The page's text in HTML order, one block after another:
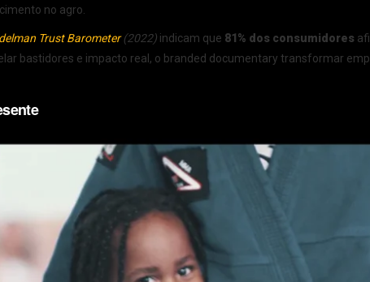
no agro.
Trust Barometer(2022) indicam que 81% dos consumidores
bastidores e impacto real, o branded documentary transformar